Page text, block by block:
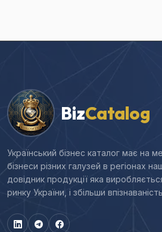
BizCatalog
Український бізнес каталог має на
бізнеси різних галузей в регіонах
довідник продукції яка
ринку України, і збільши